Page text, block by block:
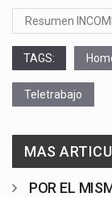
Resumen
TAGS:
Teletrabajo
MAS
POR EL